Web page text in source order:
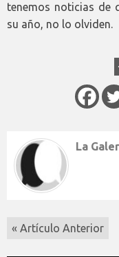
tenemos noticias de
su año, no lo olviden.
La
« Artículo Anterior